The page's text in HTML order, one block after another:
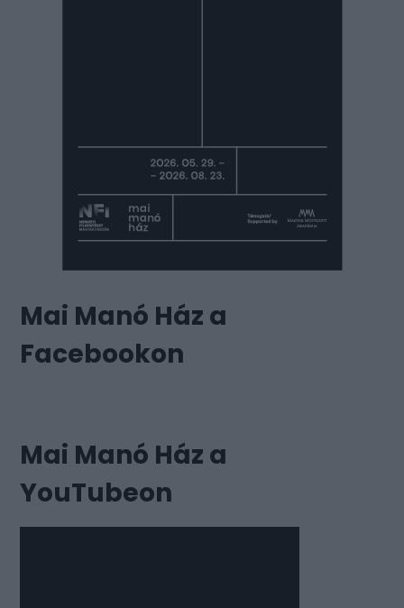
Mai Manó Ház a
Facebookon
Mai Manó Ház a
YouTubeon